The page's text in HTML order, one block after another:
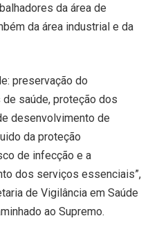
da área de
da área industrial e da
preservação do
saúde, proteção dos
desenvolvimento de
da proteção
de infecção e a
dos serviços essenciais”,
de Vigilância em Saúde
ao Supremo.